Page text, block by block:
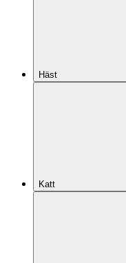
Häst
Katt